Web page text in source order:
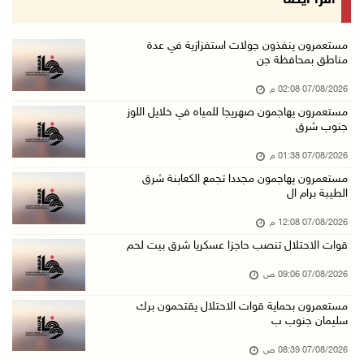
محافظة القدس: انسحاب قوات الاحتلال من مخيم قل ...
الطقس: أجواء صافية صيفية والحرارة حول معدلها ...
الاحتلال يخطر باقتلاع أشجار من 310 دونمات وال ...
06/آب/2026 11:14 م
قوات الاحتلال تقتحم يعبد جنوب غرب جنين
06/آب/2026 10:49 م
06/آب/2026 10:45 م
الاحتلال يعتقل شابين من المغير
مستعمرون ينفذون جولات استفزازية في عدة
مناطق بمحافظة جن
07/08/2026 02:08 م
مستعمرون يهاجمون صهريجا للمياه في خلايل اللوز
جنوب شرق
07/08/2026 01:38 م
مستعمرون يهاجمون مجددا تجمع الكعابنة شرق
الطيبة برام ال
07/08/2026 12:08 م
قوات الاحتلال تنصب حاجزا عسكريا شرق بيت لحم
07/08/2026 09:06 ص
مستعمرون بحماية قوات الاحتلال يقتحمون برك
سليمان جنوب ب
07/08/2026 08:39 ص